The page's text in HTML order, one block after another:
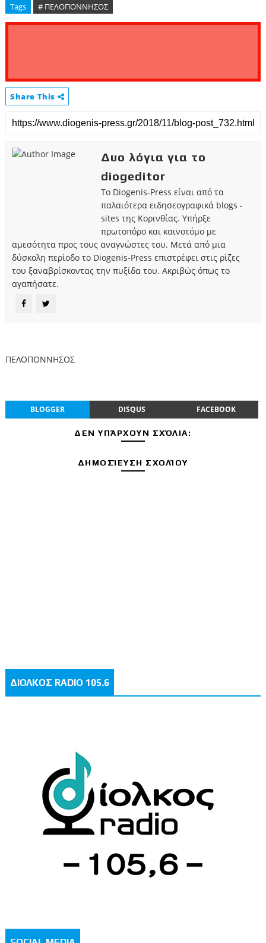
Tags # ΠΕΛΟΠΟΝΝΗΣΟΣ
Share This
Δυο λόγια για το
diogeditor
Το Diogenis-Press είναι από τα
παλαιότερα ειδησεογραφικά blogs -
sites της Κορινθίας. Υπήρξε
πρωτοπόρο και καινοτόμο με
αμεσότητα προς τους αναγνώστες του. Μετά από μια
δύσκολη περίοδο το Diogenis-Press επιστρέφει στις ρίζες
του ξαναβρίσκοντας την πυξίδα του. Ακριβώς όπως το
αγαπήσατε.
ΠΕΛΟΠΟΝΝΗΣΟΣ
BLOGGER DISQUS FACEBOOK
ΔΕΝ ΥΠΆΡΧΟΥΝ ΣΧΌΛΙΑ:
ΔΗΜΟΣΊΕΥΣΗ ΣΧΟΛΊΟΥ
ΔΙΟΛΚΟΣ RADIO 105.6